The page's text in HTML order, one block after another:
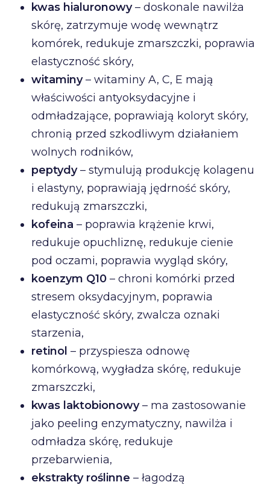
kwas hialuronowy– doskonale nawilża
skórę, zatrzymuje wodę wewnątrz
komórek, redukuje zmarszczki, poprawia
elastyczność skóry,
witaminy– witaminy A, C, E mają
właściwości antyoksydacyjne i
odmładzające, poprawiają koloryt skóry,
chronią przed szkodliwym działaniem
wolnych rodników,
peptydy– stymulują produkcję kolagenu
i elastyny, poprawiają jędrność skóry,
redukują zmarszczki,
kofeina – poprawia krążenie krwi,
redukuje opuchliznę, redukuje cienie
pod oczami, poprawia wygląd skóry,
koenzym Q10 – chroni komórki przed
stresem oksydacyjnym, poprawia
elastyczność skóry, zwalcza oznaki
starzenia,
retinol– przyspiesza odnowę
komórkową, wygładza skórę, redukuje
zmarszczki,
kwas laktobionowy– ma zastosowanie
jako peeling enzymatyczny, nawilża i
odmładza skórę, redukuje
przebarwienia,
ekstrakty roślinne – łagodzą